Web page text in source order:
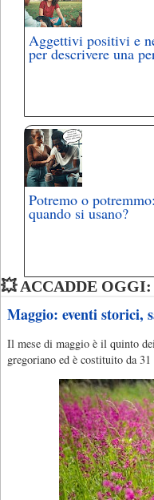
Aggettivi positivi e
per descrivere una
Potremo o potremmo:
quando si usano?
💥 ACCADDE OGGI:
Maggio: eventi storici,
Il mese di maggio è il quinto
gregoriano ed è costituito da